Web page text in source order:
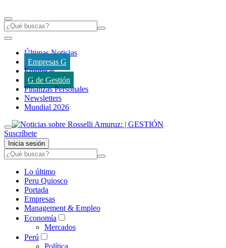
Últimas Noticias
Empresas G
Empresas
G de Gestión
Finanzas Personales
Newsletters
Mundial 2026
Suscríbete
Inicia sesión
Lo último
Peru Quiosco
Portada
Empresas
Management & Empleo
Economía
Mercados
Perú
Política